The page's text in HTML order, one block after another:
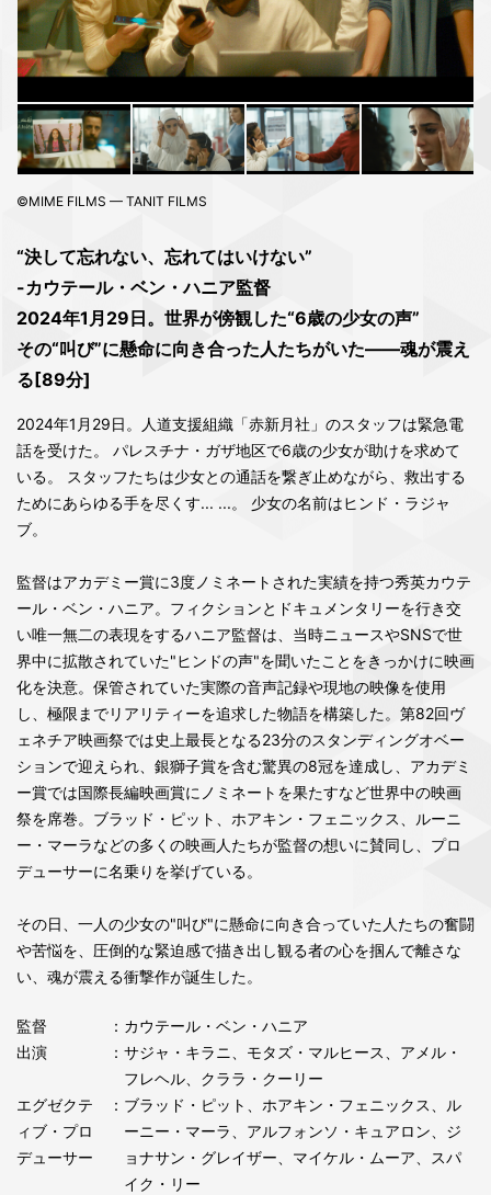
©MIME FILMS — TANIT FILMS
“決して忘れない、忘れてはいけない”
-カウテール・ベン・ハニア監督
2024年1月29日。世界が傍観した“6歳の少女の声”
その“叫び”に懸命に向き合った人たちがいた―—魂が震え
る[89分]
2024年1月29日。人道支援組織「赤新月社」のスタッフは緊急電
話を受けた。 パレスチナ・ガザ地区で6歳の少女が助けを求めて
いる。 スタッフたちは少女との通話を繋ぎ止めながら、救出する
ためにあらゆる手を尽くす... ...。 少女の名前はヒンド・ラジャ
ブ。
監督はアカデミー賞に3度ノミネートされた実績を持つ秀英カウテ
ール・ベン・ハニア。フィクションとドキュメンタリーを行き交
い唯一無二の表現をするハニア監督は、当時ニュースやSNSで世
界中に拡散されていた"ヒンドの声"を聞いたことをきっかけに映画
化を決意。保管されていた実際の音声記録や現地の映像を使用
し、極限までリアリティーを追求した物語を構築した。第82回ヴ
ェネチア映画祭では史上最長となる23分のスタンディングオベー
ションで迎えられ、銀獅子賞を含む驚異の8冠を達成し、アカデミ
ー賞では国際長編映画賞にノミネートを果たすなど世界中の映画
祭を席巻。ブラッド・ピット、ホアキン・フェニックス、ルーニ
ー・マーラなどの多くの映画人たちが監督の想いに賛同し、プロ
デューサーに名乗りを挙げている。
その日、一人の少女の"叫び"に懸命に向き合っていた人たちの奮闘
や苦悩を、圧倒的な緊迫感で描き出し観る者の心を掴んで離さな
い、魂が震える衝撃作が誕生した。
監督
：カウテール・ベン・ハニア
出演
：サジャ・キラニ、モタズ・マルヒース、アメル・
フレヘル、クララ・クーリー
エグゼクテ
ィブ・プロ
デューサー
：ブラッド・ピット、ホアキン・フェニックス、ル
ーニー・マーラ、アルフォンソ・キュアロン、ジ
ョナサン・グレイザー、マイケル・ムーア、スパ
イク・リー